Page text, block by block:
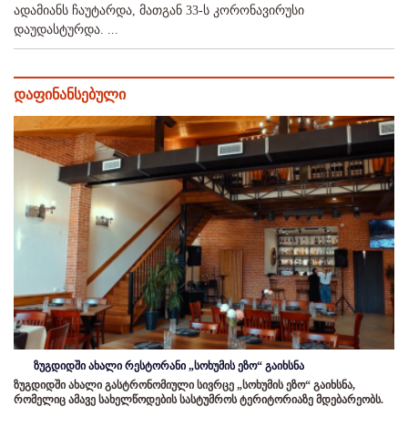
ადამიანს ჩაუტარდა, მათგან 33-ს კორონავირუსი
დაუდასტურდა. ...
დაფინანსებული
ზუგდიდში ახალი რესტორანი „სოხუმის ეზო“ გაიხსნა
ზუგდიდში ახალი გასტრონომიული სივრცე „სოხუმის ეზო“ გაიხსნა,
რომელიც ამავე სახელწოდების სასტუმროს ტერიტორიაზე მდებარეობს.